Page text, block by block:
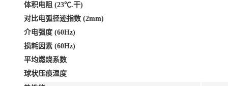
体积电阻 (23℃.干)
对比电弧径迹指数 (2mm)
介电强度 (60Hz)
损耗因素 (60Hz)
平均燃烧系数
球状压痕温度